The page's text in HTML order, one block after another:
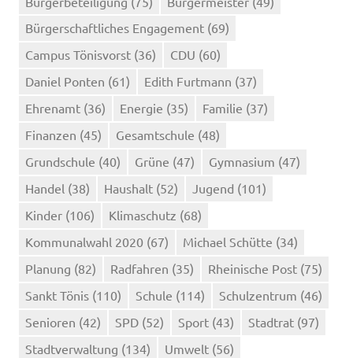
Bürgerschaftliches Engagement (69)
Campus Tönisvorst (36) CDU (60)
Daniel Ponten (61) Edith Furtmann (37)
Ehrenamt (36) Energie (35) Familie (37)
Finanzen (45) Gesamtschule (48)
Grundschule (40) Grüne (47) Gymnasium (47)
Handel (38) Haushalt (52) Jugend (101)
Kinder (106) Klimaschutz (68)
Kommunalwahl 2020 (67) Michael Schütte (34)
Planung (82) Radfahren (35) Rheinische Post (75)
Sankt Tönis (110) Schule (114) Schulzentrum (46)
Senioren (42) SPD (52) Sport (43) Stadtrat (97)
Stadtverwaltung (134) Umwelt (56)